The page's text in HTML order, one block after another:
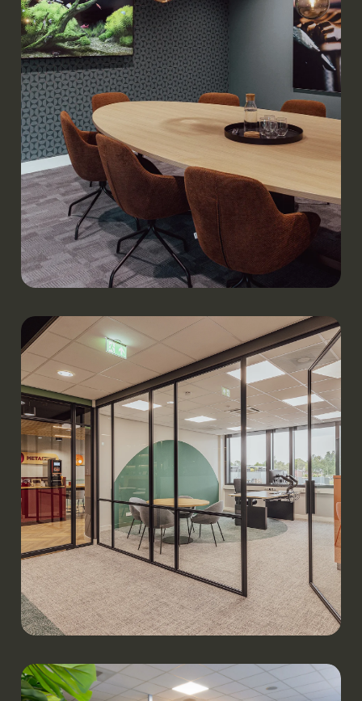
Werken.
Kantoor KOMBI Bouwmaterialen | Uden
Werken.
Metaprint | Heerenveen